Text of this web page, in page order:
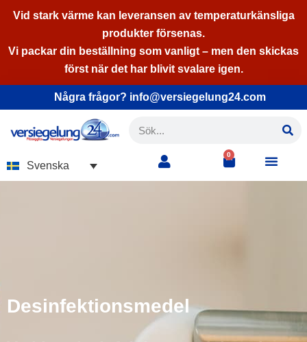
till
Vid stark värme kan leveransen av temperaturkänsliga
produkter försenas.
Vi packar din beställning som vanligt – men den skickas
först när det har blivit svalare igen.
Några frågor? info@versiegelung24.com
Svenska
0
Desinfektionsmedel